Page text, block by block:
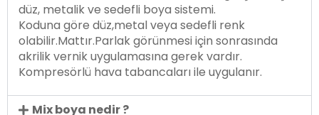
düz, metalik ve sedefli boya sistemi.
Koduna göre düz,metal veya sedefli renk
olabilir.Mattır.Parlak görünmesi için sonrasında
akrilik vernik uygulamasına gerek vardır.
Kompresörlü hava tabancaları ile uygulanır.
Mix boya nedir ?